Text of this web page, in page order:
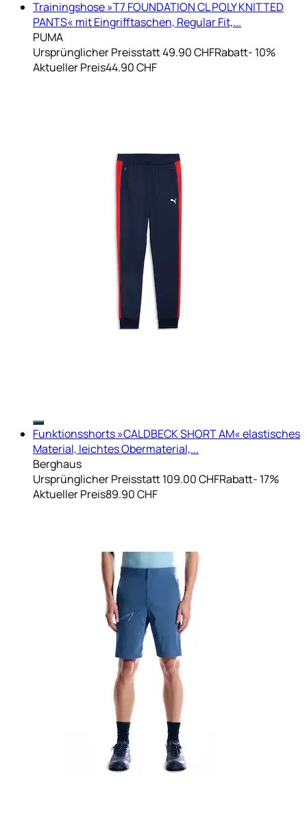
Trainingshose »T7 FOUNDATION CL POLY KNITTED
PANTS« mit Eingrifftaschen, Regular Fit,...
PUMA
Ursprünglicher Preisstatt 49.90 CHFRabatt- 10%
Aktueller Preis44.90 CHF
Funktionsshorts »CALDBECK SHORT AM« elastisches
Material, leichtes Obermaterial,...
Berghaus
Ursprünglicher Preisstatt 109.00 CHFRabatt- 17%
Aktueller Preis89.90 CHF